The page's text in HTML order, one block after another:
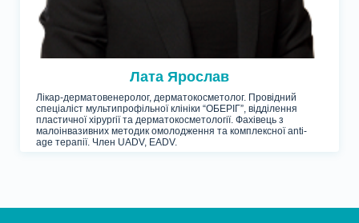
Лата Ярослав
Лікар-дерматовенеролог, дерматокосметолог. Провідний
спеціаліст мультипрофільної клініки “ОБЕРІГ”, відділення
пластичної хірургії та дерматокосметології. Фахівець з
малоінвазивних методик омолодження та комплексної anti-
age терапії. Член UADV, EADV.